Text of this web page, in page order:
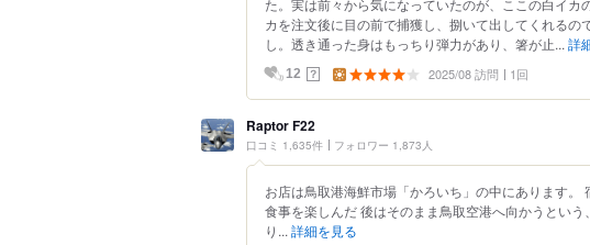
た。実は前々から気になっていたのが、ここの白イカ
カを注文後に目の前で捕獲し、捌いて出してくれるの
し。透き通った身はもっちり弾力があり、箸が止... 詳
12 ？ 2025/08 訪問 1回
Raptor F22
口コミ 1,635件 フォロワー 1,873人
お店は鳥取港海鮮市場「かろいち」の中にあります。
食事を楽しんだ 後はそのまま鳥取空港へ向かうとい
り... 詳細を見る